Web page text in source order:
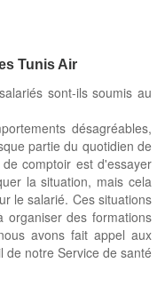
Tunis Air
sont-ils soumis au
désagréables,
partie du quotidien de
comptoir est d'essayer
la situation, mais cela
le salarié. Ces situations
organiser des formations
avons fait appel aux
de notre Service de santé